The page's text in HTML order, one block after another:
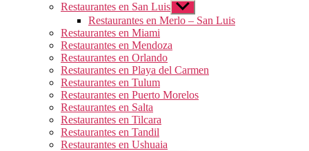
Restaurantes en San Luis Mostrar
el
submenú
Restaurantes en Merlo – San Luis
Restaurantes en Miami
Restaurantes en Mendoza
Restaurantes en Orlando
Restaurantes en Playa del Carmen
Restaurantes en Tulum
Restaurantes en Puerto Morelos
Restaurantes en Salta
Restaurantes en Tilcara
Restaurantes en Tandil
Restaurantes en Ushuaia